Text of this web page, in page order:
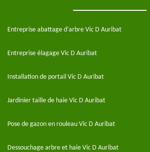
Entreprise abattage d'arbre Vic D Auribat
Entreprise élagage Vic D Auribat
Installation de portail Vic D Auribat
Jardinier taille de haie Vic D Auribat
Pose de gazon en rouleau Vic D Auribat
Dessouchage arbre et haie Vic D Auribat